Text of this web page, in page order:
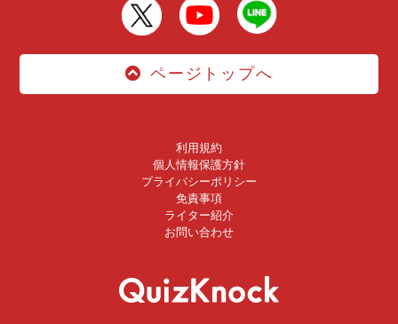
ページトップへ
利用規約
個人情報保護方針
プライバシーポリシー
免責事項
ライター紹介
お問い合わせ